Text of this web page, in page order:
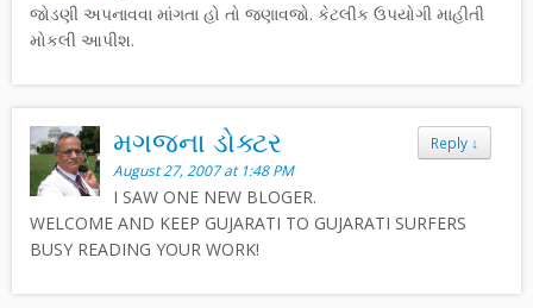
જોડણી અપનાવવા માંગતા હો તો જણાવજો. કેટલીક ઉપયોગી માહીતી
મોકલી આપીશ.
Reply ↓
મગજના ડોક્ટર
August 27, 2007 at 1:48 PM
I SAW ONE NEW BLOGER.
WELCOME AND KEEP GUJARATI TO GUJARATI SURFERS
BUSY READING YOUR WORK!